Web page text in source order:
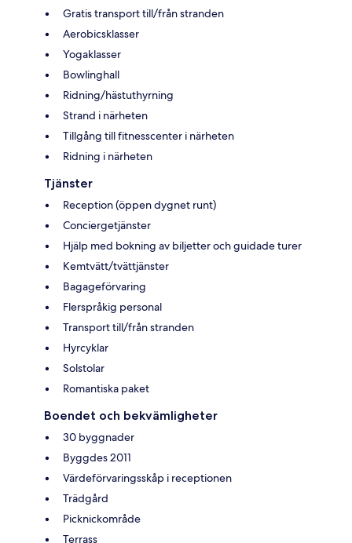
Gratis transport till/från stranden
Aerobicsklasser
Yogaklasser
Bowlinghall
Ridning/hästuthyrning
Strand i närheten
Tillgång till fitnesscenter i närheten
Ridning i närheten
Tjänster
Reception (öppen dygnet runt)
Conciergetjänster
Hjälp med bokning av biljetter och guidade turer
Kemtvätt/tvättjänster
Bagageförvaring
Flerspråkig personal
Transport till/från stranden
Hyrcyklar
Solstolar
Romantiska paket
Boendet och bekvämligheter
30 byggnader
Byggdes 2011
Värdeförvaringsskåp i receptionen
Trädgård
Picknickområde
Terrass